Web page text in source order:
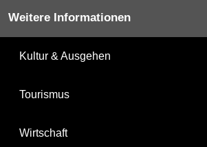
Weitere Informationen
Kultur & Ausgehen
Tourismus
Wirtschaft